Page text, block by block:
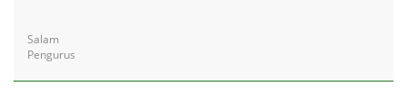
Salam
Pengurus